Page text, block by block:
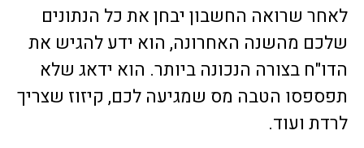
לאחר שרואה החשבון יבחן את כל הנתונים
שלכם מהשנה האחרונה, הוא ידע להגיש את
הדו"ח בצורה הנכונה ביותר. הוא ידאג שלא
תפספסו הטבה מס שמגיעה לכם, קיזוז שצריך
לרדת ועוד.